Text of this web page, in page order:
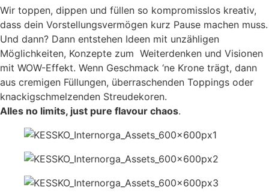
Wir toppen, dippen und füllen so kompromisslos kreativ,
dass dein Vorstellungsvermögen kurz Pause machen muss.
Und dann? Dann entstehen Ideen mit unzähligen
Möglichkeiten, Konzepte zum Weiterdenken und Visionen
mit WOW-Effekt. Wenn Geschmack ‘ne Krone trägt, dann
aus cremigen Füllungen, überraschenden Toppings oder
knackigschmelzenden Streudekoren.
Alles no limits, just pure flavour chaos.